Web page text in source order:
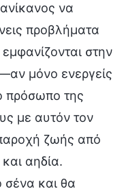
να
προβλήματα
στην
μόνο ενεργείς
πρόσωπο της
με αυτόν τον
ζωής από
αηδία.
σένα και θα